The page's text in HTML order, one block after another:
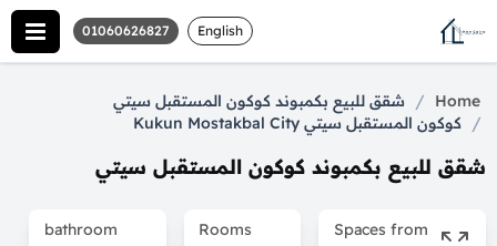
English
01060626827
Home
/ شقق للبيع بكمبوند كوكون المستقبل سيتي
/ كوكون المستقبل سيتي Kukun Mostakbal City
شقق للبيع بكمبوند كوكون المستقبل سيتي
Spaces from
Rooms
bathroom